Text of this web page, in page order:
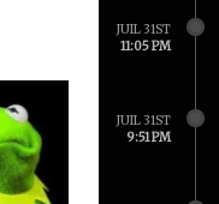
JUIL 31ST
11:05 PM
JUIL 31ST
9:51 PM